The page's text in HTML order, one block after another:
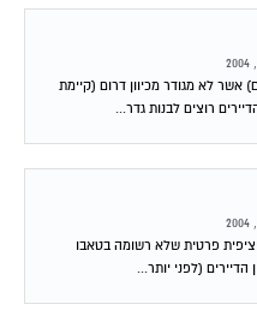
אני גר בבית משותף (12 דיירים) אשר לא מגודר מכיוון דרום (קיימת
רוצים לבנות גדר...
פרטית שלא רשומה בטאבו
(לפני יותר...